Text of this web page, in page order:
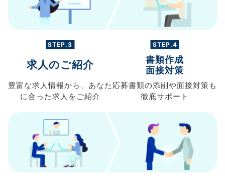
STEP.3
求人のご紹介
豊富な求人情報から、 あなた
に合った求人を ご紹介
STEP.4
書類作成
面接対策
応募書類の添削や面接対策も
徹底サポート